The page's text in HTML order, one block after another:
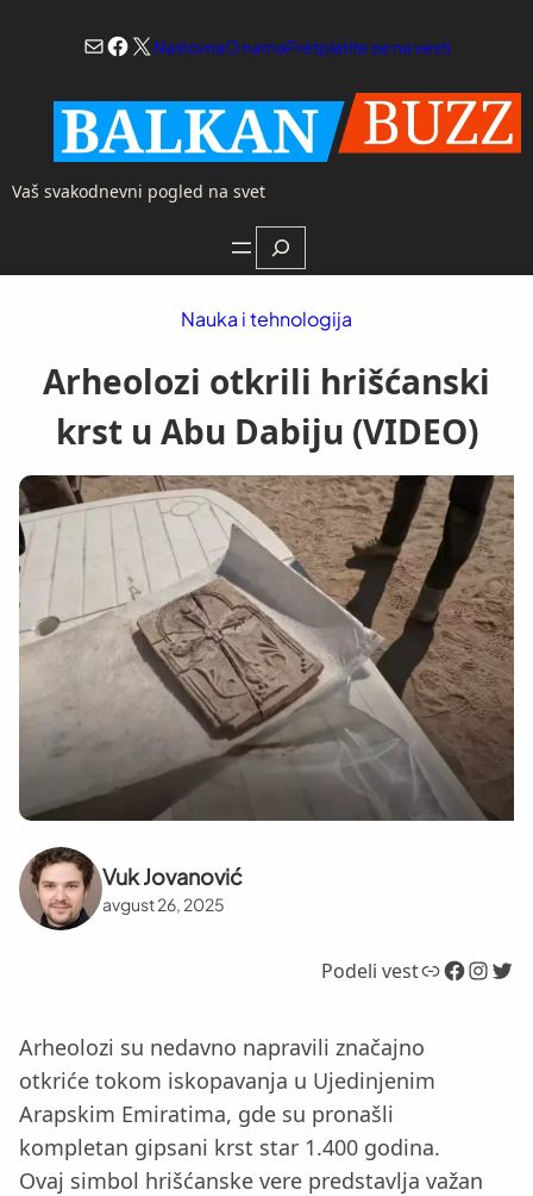
Mail
Facebook
X NaslovnaO namaPretplatite se na vesti
Vaš svakodnevni pogled na svet
Search
Nauka i tehnologija
Arheolozi otkrili hrišćanski
krst u Abu Dabiju (VIDEO)
Vuk Jovanović
avgust 26, 2025
Podeli vestLink Facebook InstagramTwitter
Arheolozi su nedavno napravili značajno
otkriće tokom iskopavanja u Ujedinjenim
Arapskim Emiratima, gde su pronašli
kompletan gipsani krst star 1.400 godina.
Ovaj simbol hrišćanske vere predstavlja važan